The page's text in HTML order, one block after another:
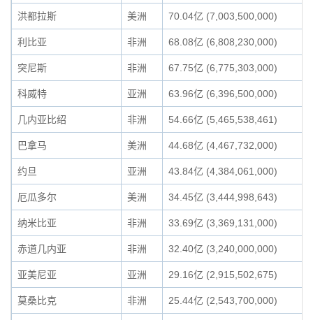
洪都拉斯 美洲 70.04亿 (7,003,500,000)
利比亚 非洲 68.08亿 (6,808,230,000)
突尼斯 非洲 67.75亿 (6,775,303,000)
科威特 亚洲 63.96亿 (6,396,500,000)
几内亚比绍 非洲 54.66亿 (5,465,538,461)
巴拿马 美洲 44.68亿 (4,467,732,000)
约旦 亚洲 43.84亿 (4,384,061,000)
厄瓜多尔 美洲 34.45亿 (3,444,998,643)
纳米比亚 非洲 33.69亿 (3,369,131,000)
赤道几内亚 非洲 32.40亿 (3,240,000,000)
亚美尼亚 亚洲 29.16亿 (2,915,502,675)
莫桑比克 非洲 25.44亿 (2,543,700,000)